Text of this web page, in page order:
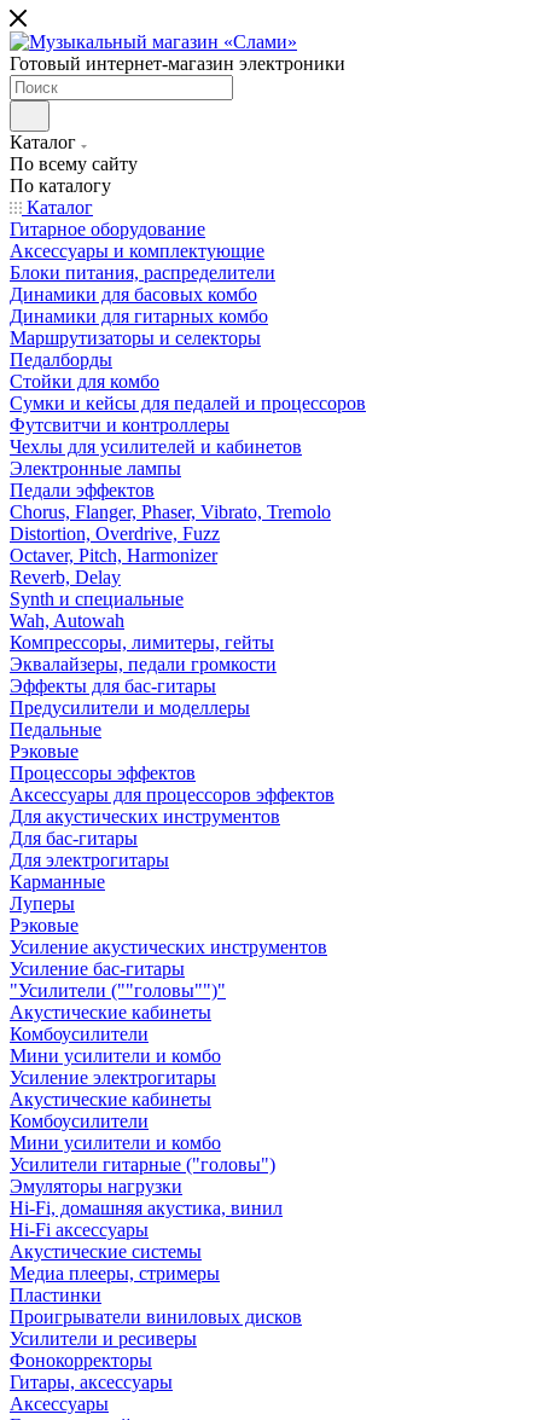
Готовый интернет-магазин электроники
Каталог
По всему сайту
По каталогу
Каталог
Гитарное оборудование
Аксессуары и комплектующие
Блоки питания, распределители
Динамики для басовых комбо
Динамики для гитарных комбо
Маршрутизаторы и селекторы
Педалборды
Стойки для комбо
Сумки и кейсы для педалей и процессоров
Футсвитчи и контроллеры
Чехлы для усилителей и кабинетов
Электронные лампы
Педали эффектов
Chorus, Flanger, Phaser, Vibrato, Tremolo
Distortion, Overdrive, Fuzz
Octaver, Pitch, Harmonizer
Reverb, Delay
Synth и специальные
Wah, Autowah
Компрессоры, лимитеры, гейты
Эквалайзеры, педали громкости
Эффекты для бас-гитары
Предусилители и моделлеры
Педальные
Рэковые
Процессоры эффектов
Аксессуары для процессоров эффектов
Для акустических инструментов
Для бас-гитары
Для электрогитары
Карманные
Луперы
Рэковые
Усиление акустических инструментов
Усиление бас-гитары
"Усилители (""головы"")"
Акустические кабинеты
Комбоусилители
Мини усилители и комбо
Усиление электрогитары
Акустические кабинеты
Комбоусилители
Мини усилители и комбо
Усилители гитарные ("головы")
Эмуляторы нагрузки
Hi-Fi, домашняя акустика, винил
Hi-Fi аксессуары
Акустические системы
Медиа плееры, стримеры
Пластинки
Проигрыватели виниловых дисков
Усилители и ресиверы
Фонокорректоры
Гитары, аксессуары
Аксессуары